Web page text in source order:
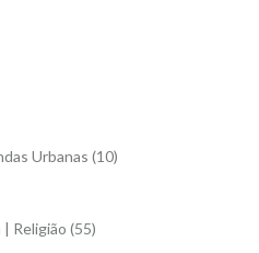
Urbanas (10)
Religião (55)